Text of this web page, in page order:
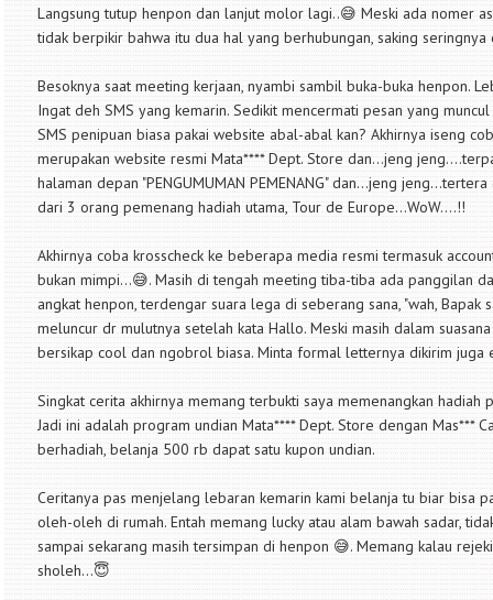
Langsung tutup henpon dan lanjut molor lagi..😅 Meski ada nomer
tidak berpikir bahwa itu dua hal yang berhubungan, saking
Besoknya saat meeting kerjaan, nyambi sambil buka-buka henpon.
Ingat deh SMS yang kemarin. Sedikit mencermati pesan yang
SMS penipuan biasa pakai website abal-abal kan? Akhirnya iseng
merupakan website resmi Mata**** Dept. Store dan...jeng
halaman depan "PENGUMUMAN PEMENANG" dan...jeng
dari 3 orang pemenang hadiah utama, Tour de Europe...WoW....!!
Akhirnya coba krosscheck ke beberapa media resmi termasuk
bukan mimpi...😅. Masih di tengah meeting tiba-tiba ada panggilan
angkat henpon, terdengar suara lega di seberang sana, "wah, Bapak
meluncur dr mulutnya setelah kata Hallo. Meski masih dalam
bersikap cool dan ngobrol biasa. Minta formal letternya dikirim juga
Singkat cerita akhirnya memang terbukti saya memenangkan
Jadi ini adalah program undian Mata**** Dept. Store dengan Mas***
berhadiah, belanja 500 rb dapat satu kupon undian.
Ceritanya pas menjelang lebaran kemarin kami belanja tu biar bisa
oleh-oleh di rumah. Entah memang lucky atau alam bawah sadar,
sampai sekarang masih tersimpan di henpon 😅. Memang kalau
sholeh...😇